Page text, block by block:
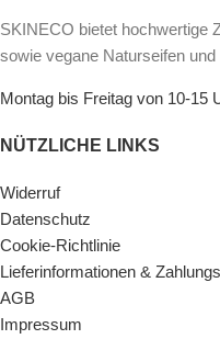
SKINECO bietet hochwertige
sowie vegane Naturseifen und
Montag bis Freitag von 10-15
NÜTZLICHE LINKS
Widerruf
Datenschutz
Cookie-Richtlinie
Lieferinformationen &
AGB
Impressum